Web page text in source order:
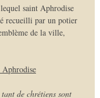
saint Aphrodise
recueilli par un potier
de la ville,
Aphrodise
de chrétiens sont